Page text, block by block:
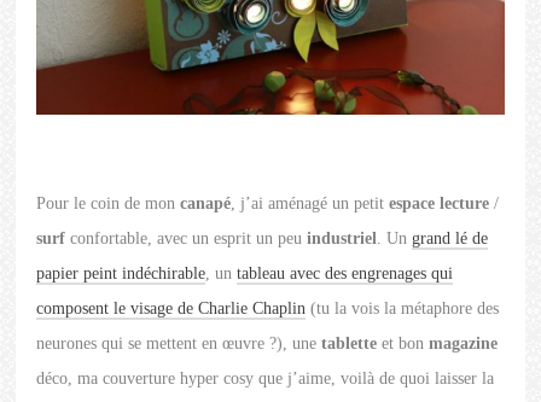
Pour le coin de moncanapé , j’ai aménagé un petitespace lecture /
surf confortable, avec un esprit un peuindustriel . Ungrand lé de
papier peint indéchirable , untableau avec des engrenages qui
composent le visage de Charlie Chaplin (tu la vois la métaphore des
neurones qui se mettent en œuvre ?), unetablette et bonmagazine
déco, ma couverture hyper cosy que j’aime, voilà de quoi laisser la